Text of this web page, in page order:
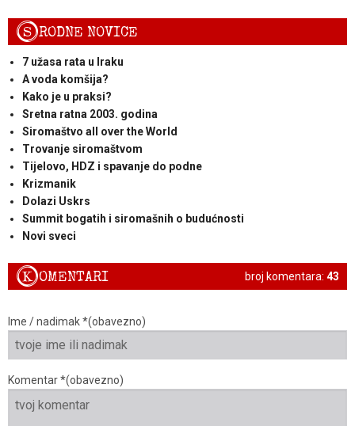
SRODNE NOVICE
7 užasa rata u Iraku
A voda komšija?
Kako je u praksi?
Sretna ratna 2003. godina
Siromaštvo all over the World
Trovanje siromaštvom
Tijelovo, HDZ i spavanje do podne
Krizmanik
Dolazi Uskrs
Summit bogatih i siromašnih o budućnosti
Novi sveci
broj komentara: 43
KOMENTARI
Ime / nadimak *(obavezno)
Komentar *(obavezno)